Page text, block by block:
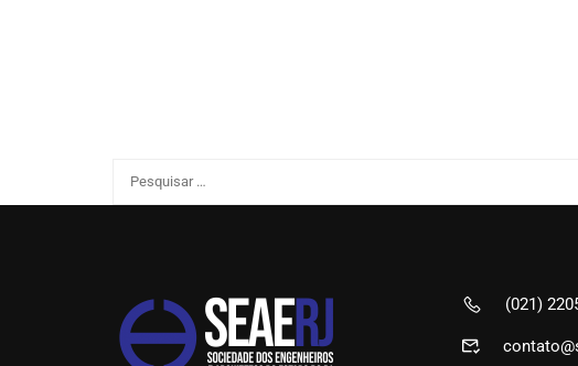
(021)